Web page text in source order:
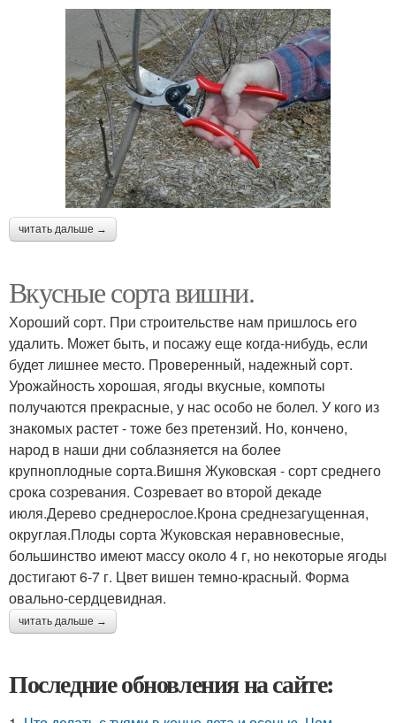
читать дальше →
Вкусные сорта вишни.
Хороший сорт. При строительстве нам пришлось его
удалить. Может быть, и посажу еще когда-нибудь, если
будет лишнее место. Проверенный, надежный сорт.
Урожайность хорошая, ягоды вкусные, компоты
получаются прекрасные, у нас особо не болел. У кого из
знакомых растет - тоже без претензий. Но, кончено,
народ в наши дни соблазняется на более
крупноплодные сорта.Вишня Жуковская - сорт среднего
срока созревания. Созревает во второй декаде
июля.Дерево среднерослое.Крона среднезагущенная,
округлая.Плоды сорта Жуковская неравновесные,
большинство имеют массу около 4 г, но некоторые ягоды
достигают 6-7 г. Цвет вишен темно-красный. Форма
овально-сердцевидная.
читать дальше →
Последние обновления на сайте: